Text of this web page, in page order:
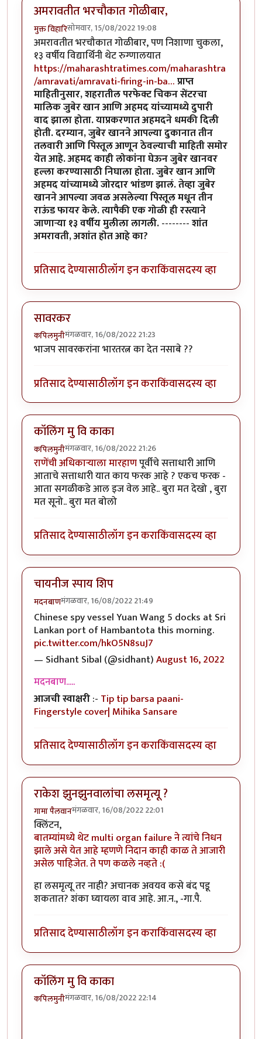
अमरावतीत भरचौकात गोळीबार,
मुक्त विहारिसोमवार, 15/08/2022 19:08
अमरावतीत भरचौकात गोळीबार, पण निशाणा चुकला,
१३ वर्षीय विद्यार्थिनी थेट रुग्णालयात
https://maharashtratimes.com/maharashtra
/amravati/amravati-firing-in-ba…प्राप्त
माहितीनुसार, शहरातील परफेक्ट चिकन सेंटरचा
मालिक जुबेर खान आणि अहमद यांच्यामध्ये दुपारी
वाद झाला होता. याप्रकरणात अहमदने धमकी दिली
होती. दरम्यान, जुबेर खानने आपल्या दुकानात तीन
तलवारी आणि पिस्तूल आणून ठेवल्याची माहिती समोर
येत आहे. अहमद काही लोकांना घेऊन जुबेर खानवर
हल्ला करण्यासाठी निघाला होता. जुबेर खान आणि
अहमद यांच्यामध्ये जोरदार भांडण झालं. तेव्हा जुबेर
खानने आपल्या जवळ असलेल्या पिस्तूल मधून तीन
राऊंड फायर केले. त्यापैकी एक गोळी ही रस्त्याने
जाणाऱ्या १३ वर्षीय मुलीला लागली.--------शांत
अमरावती, अशांत होत आहे का?
प्रतिसाद देण्यासाठीलॉग इन कराकिंवासदस्य व्हा
सावरकर
कपिलमुनीमंगळवार, 16/08/2022 21:23
भाजप सावरकरांना भारतरत्न का देत नसाबे ??
प्रतिसाद देण्यासाठीलॉग इन कराकिंवासदस्य व्हा
कॉलिंग मु वि काका
कपिलमुनीमंगळवार, 16/08/2022 21:26
राणेंची अधिकाऱ्याला मारहाणपूर्वीचे सत्ताधारी आणि
आताचे सत्ताधारी यात काय फरक आहे ? एकच फरक -
आता सगळीकडे आल इज वेल आहे.. बुरा मत देखो , बुरा
मत सूनो.. बुरा मत बोलो
प्रतिसाद देण्यासाठीलॉग इन कराकिंवासदस्य व्हा
चायनीज स्पाय शिप
मदनबाणमंगळवार, 16/08/2022 21:49
Chinese spy vessel Yuan Wang 5 docks at Sri
Lankan port of Hambantota this morning.
pic.twitter.com/hkO5N8suJ7
— Sidhant Sibal (@sidhant)August 16, 2022
मदनबाण.....
आजची स्वाक्षरी:- Tip tip barsa paani-
Fingerstyle cover| Mihika Sansare
प्रतिसाद देण्यासाठीलॉग इन कराकिंवासदस्य व्हा
राकेश झुनझुनवालांचा लसमृत्यू ?
गामा पैलवानमंगळवार, 16/08/2022 22:01
क्लिंटन,
बातम्यांमध्ये थेट multi organ failure ने त्यांचे निधन
झाले असे येत आहे म्हणणे निदान काही काळ ते आजारी
असेल पाहिजेत. ते पण कळले नव्हते :(
हा लसमृत्यू तर नाही? अचानक अवयव कसे बंद पडू
शकतात? शंका घ्यायला वाव आहे. आ.न., -गा.पै.
प्रतिसाद देण्यासाठीलॉग इन कराकिंवासदस्य व्हा
कॉलिंग मु वि काका
कपिलमुनीमंगळवार, 16/08/2022 22:14